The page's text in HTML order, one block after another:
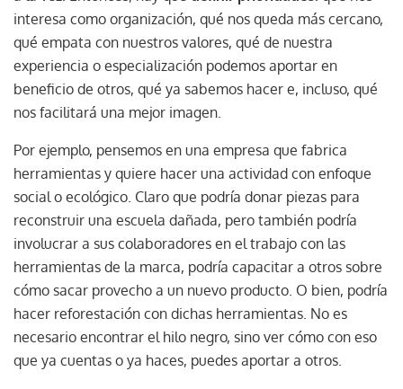
interesa como organización, qué nos queda más cercano,
qué empata con nuestros valores, qué de nuestra
experiencia o especialización podemos aportar en
beneficio de otros, qué ya sabemos hacer e, incluso, qué
nos facilitará una mejor imagen.
Por ejemplo, pensemos en una empresa que fabrica
herramientas y quiere hacer una actividad con enfoque
social o ecológico. Claro que podría donar piezas para
reconstruir una escuela dañada, pero también podría
involucrar a sus colaboradores en el trabajo con las
herramientas de la marca, podría capacitar a otros sobre
cómo sacar provecho a un nuevo producto. O bien, podría
hacer reforestación con dichas herramientas. No es
necesario encontrar el hilo negro, sino ver cómo con eso
que ya cuentas o ya haces, puedes aportar a otros.